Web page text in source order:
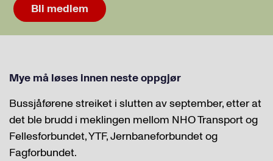
Bli medlem
Mye må løses innen neste oppgjør
Bussjåførene streiket i slutten av september, etter at
det ble brudd i meklingen mellom NHO Transport og
Fellesforbundet, YTF, Jernbaneforbundet og
Fagforbundet.